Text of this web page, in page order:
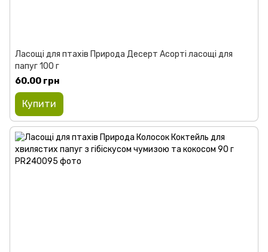
Ласощі для птахів Природа Десерт Асорті ласощі для
папуг 100 г
60.00 грн
Купити